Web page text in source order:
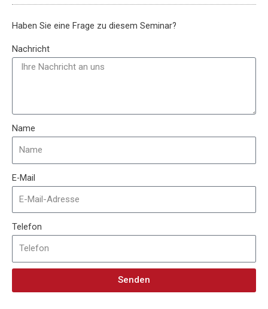
Haben Sie eine Frage zu diesem Seminar?
Nachricht
Name
E-Mail
Telefon
Senden